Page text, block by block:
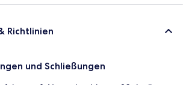
Richtlinien
und Schließungen